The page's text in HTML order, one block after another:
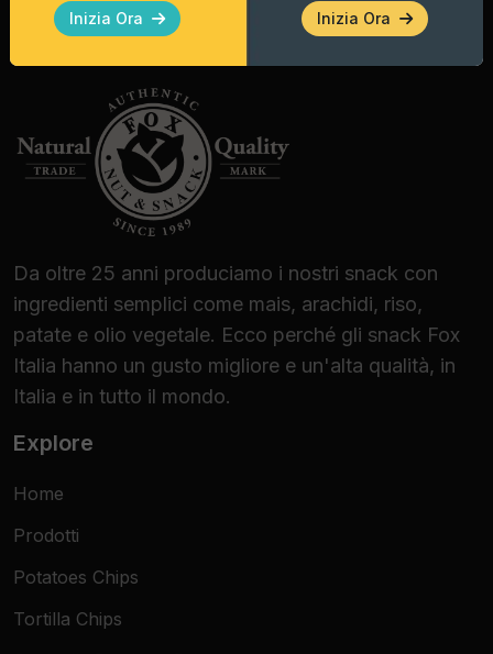
Da oltre 25 anni produciamo i nostri snack con
ingredienti semplici come mais, arachidi, riso,
patate e olio vegetale. Ecco perché gli snack Fox
Italia hanno un gusto migliore e un'alta qualità, in
Italia e in tutto il mondo.
Explore
Home
Prodotti
Potatoes Chips
Tortilla Chips
Inizia Ora Inizia Ora